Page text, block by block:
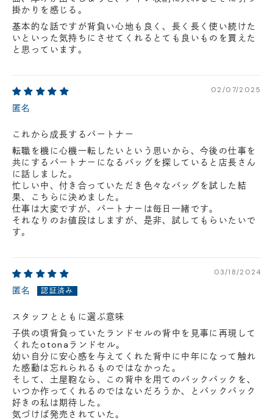
掛かりを感じる。
基本的な話ですが背負い心地も良く、長く長く使い続けた
いといった気持ちにさせてくれるとても良いものを買えた
と思っています。
02/07/2025
匿名
これから成長するパートナー
転職を機に心機一転したいという思いから、今後の仕事を
共にするパートナーになるバッグを探していると店長さん
に話しました。
忙しい中、付き合っていただき色々なバッグを試した結
果、こちらに決めました。
仕事は大変ですが、パートナーは毎日一緒です。
それなりのお値段はしますが、是非、試してもらいたいで
す。
03/18/2024
匿名
スタッフとともに選ぶ意味
子供の頃背負っていたランドセルの背中を見事に再現して
くれたotonaランドセル。
幼い自分に安心感を与えてくれた背中に中年になって触れ
た感動は忘れられるものではなかった。
そして、土屋鞄なら、この背中を用てのバックパックを、
いつか作ってくれるのではないだろうか、とバックパック
好きの私は期待した。
気づけば発売されていた。